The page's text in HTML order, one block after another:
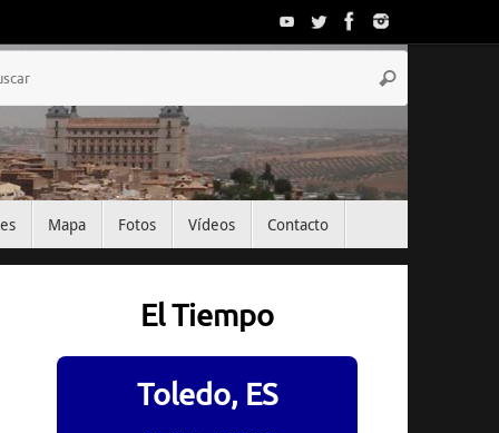
Buscar
Mapa Fotos Vídeos Contacto
El Tiempo
Toledo, ES